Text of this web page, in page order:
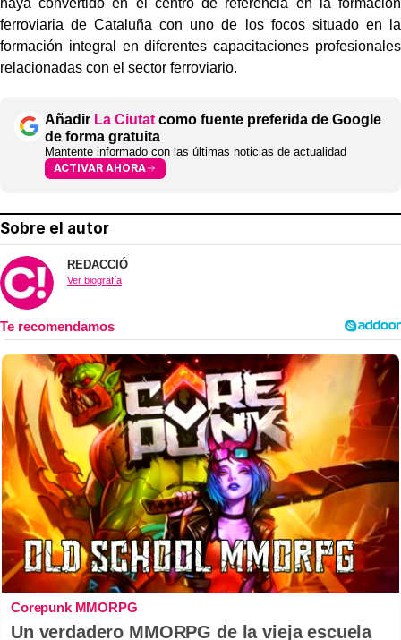
haya convertido en el centro de referencia en la formación
ferroviaria de Cataluña con uno de los focos situado en la
formación integral en diferentes capacitaciones profesionales
relacionadas con el sector ferroviario.
Añadir La Ciutat como fuente preferida de Google
de forma gratuita
Mantente informado con las últimas noticias de actualidad
ACTIVAR AHORA
Sobre el autor
REDACCIÓ
Ver biografía
Corepunk MMORPG
Un verdadero MMORPG de la vieja escuela